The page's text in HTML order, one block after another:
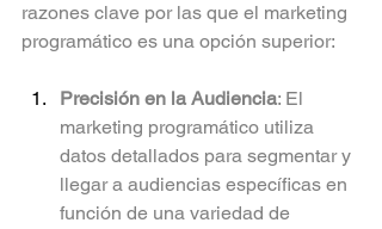
razones clave por las que el marketing
programático es una opción superior:
Precisión en la Audiencia: El
marketing programático utiliza
datos detallados para segmentar y
llegar a audiencias específicas en
función de una variedad de